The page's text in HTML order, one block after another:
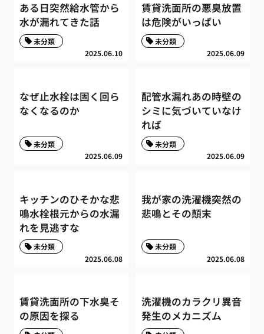
ある日突然給水管から
水が漏れてきた話
2025.06.10
未分類
賃貸洗面所の悪臭放置
は危険がいっぱい
2025.06.09
未分類
なぜ止水栓は固く回ら
なくなるのか
2025.06.09
未分類
配管水漏れあの時壁の
シミに気づいていなけ
れば
2025.06.09
未分類
キッチンのひそかな悲
鳴水栓根元からの水漏
れを見逃すな
2025.06.08
未分類
我が家の洗濯機突然の
悲鳴とその顛末
2025.06.08
未分類
賃貸洗面所の下水臭そ
の原因を探る
洗濯機のカラクリ異音
発生のメカニズム